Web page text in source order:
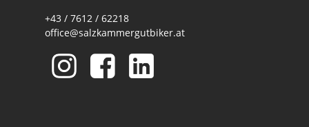
+43 / 7612 / 62218
office@salzkammergutbiker.at